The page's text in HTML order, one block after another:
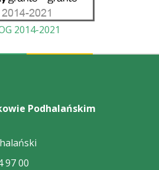
2014-2021
Podhalańskim
97 00